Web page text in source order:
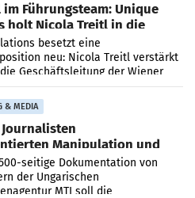
im Führungsteam: Unique
holt Nicola Treitl in die
besetzt eine
neu: Nicola Treitl verstärkt
Geschäftsleitung der Wiener
an der Seite von Josef Kalina und
Mahr.
& MEDIA
Manipulation und
seitige Dokumentation von
der Ungarischen
MTI soll die